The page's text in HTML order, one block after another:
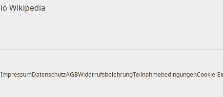
Wikipedia
ImpressumDatenschutzAGBWiderrufsbelehrungTeilnahmebedingungenCookie-